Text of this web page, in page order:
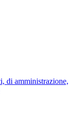
di amministrazione,